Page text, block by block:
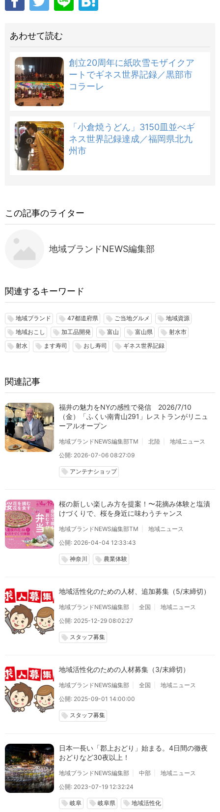
あわせて読む
創立20周年に紙吹雪モザイクア
ートでギネス世界記録／黒部市
コラーレ
「小倉焼うどん」3150皿並べギ
ネス世界記録達成／福岡県北九
州市
この記事のライター
地域ブランドNEWS編集部
関連するキーワード
local_offer 地域ブランド local_offer 47都道府県 local_offer ご当地グルメ local_offer 地域資源
local_offer 地域おこし local_offer 加工品開発 local_offer 富山 local_offer 富山県 local_offer 射水市
local_offer 射水 local_offer ます寿司 local_offer おし寿司 local_offer ギネス世界記録
関連記事
福井の魅力をNYの感性で発信 2026/7/10
（金）「ふくい南青山291」レストランがリニュ
ーアルオープン
地域ブランドNEWS編集部TM 北陸
地域ニュース
公開: 2026-07-06 08:27:09
local_offer アンテナショップ
桜の新しい楽しみ方を提案！〜花摘み体験と塩漬
けづくりで、桜を身近に味わうチャンス
地域ブランドNEWS編集部TM
地域ニュース
公開: 2026-04-04 12:33:43
local_offer 神奈川 local_offer 農業体験
地域活性化のための人材、追加募集（5/末締切）
地域ブランドNEWS編集部 全国
地域ニュース
公開: 2025-12-29 08:02:27
local_offer スタッフ募集
地域活性化のための人材募集（3/末締切）
地域ブランドNEWS編集部 全国
地域ニュース
公開: 2025-09-01 14:00:00
local_offer スタッフ募集
日本一長い「郡上おどり」始まる。4日間の徹夜
おどりなど30夜以上！
地域ブランドNEWS編集部 中部
地域ニュース
公開: 2023-07-19 12:32:24
local_offer 岐阜 local_offer 岐阜県 local_offer 地域活性化